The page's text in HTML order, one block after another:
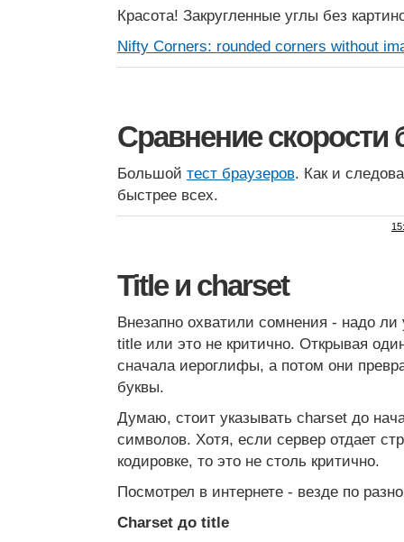
Красота! Закругленные углы без
Nifty Corners: rounded corners without
Сравнение скорости
Большой тест браузеров. Как и
быстрее всех.
Title и charset
Внезапно охватили сомнения - надо ли
title или это не критично. Открывая
сначала иероглифы, а потом они
буквы.
Думаю, стоит указывать charset до
символов. Хотя, если сервер отдает
кодировке, то это не столь критично.
Посмотрел в интернете - везде по
Charset до title